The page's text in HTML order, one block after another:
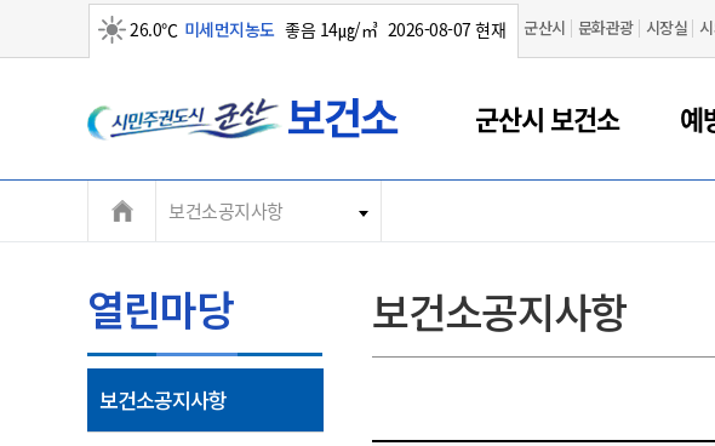
26.0℃ 미세먼지농도 좋음 14㎍/㎥ 2026-08-07 현재 군산시 문화관광 시장실
산
시
군산시 보건소 예
보건소공지사항
열린마당
보건소공지사항열
림
보건소공지사항